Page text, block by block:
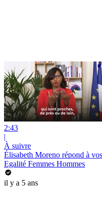
2:43
|
À suivre
Élisabeth Moreno répond à
Egalité Femmes Hommes
il y a 5 ans